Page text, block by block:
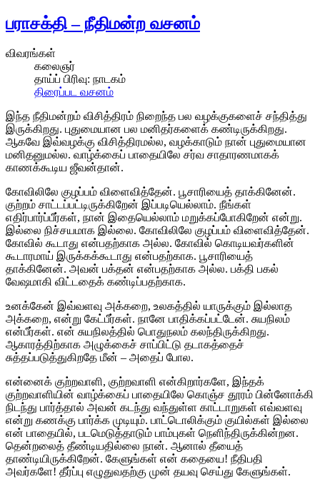
பராசக்தி – நீதிமன்ற வசனம்
விவரங்கள்
கலைஞர்
தாய்ப் பிரிவு: நாடகம்
திரைப்பட வசனம்
இந்த நீதிமன்றம் விசித்திரம் நிறைந்த பல வழக்குகளைச் சந்தித்து
இருக்கிறது. புதுமையான பல மனிதர்களைக் கண்டிருக்கிறது.
ஆகவே இவ்வழக்கு விசித்திரமல்ல, வழக்காடும் நான் புதுமையான
மனிதனுமல்ல. வாழ்க்கைப் பாதையிலே சர்வ சாதாரணமாகக்
காணக்கூடிய ஜீவன்தான்.
கோவிலிலே குழப்பம் விளைவித்தேன். பூசாரியைத் தாக்கினேன்.
குற்றம் சாட்டப்பட்டிருக்கிறேன் இப்படியெல்லாம். நீங்கள்
எதிர்பார்ப்பீர்கள், நான் இதையெல்லாம் மறுக்கப்போகிறேன் என்று.
இல்லை நிச்சயமாக இல்லை. கோவிலிலே குழப்பம் விளைவித்தேன்.
கோவில் கூடாது என்பதற்காக அல்ல. கோவில் கொடியவர்களின்
கூடாரமாய் இருக்கக்கூடாது என்பதற்காக. பூசாரியைத்
தாக்கினேன். அவன் பக்தன் என்பதற்காக அல்ல. பக்தி பகல்
வேஷமாகி விட்டதைக் கண்டிப்பதற்காக.
உனக்கேன் இவ்வளவு அக்கறை, உலகத்தில் யாருக்கும் இல்லாத
அக்கறை, என்று கேட்பீர்கள். நானே பாதிக்கப்பட்டேன். சுயநிலம்
என்பீர்கள். என் சுயநிலத்தில் பொதுநலம் கலந்திருக்கிறது.
ஆகாரத்திற்காக அழுக்கைச் சாப்பிட்டு தடாகத்தைச்
சுத்தப்படுத்துகிறதே மீன் – அதைப் போல.
என்னைக் குற்றவாளி, குற்றவாளி என்கிறார்களே, இந்தக்
குற்றவாளியின் வாழ்க்கைப் பாதையிலே கொஞ்ச தூரம் பின்னோக்கி
நிடந்து பார்த்தால் அவன் கடந்து வந்துள்ள காட்டாறுகள் எவ்வளவு
என்று கணக்கு பார்க்க முடியும். பாட்டொலிக்கும் குயில்கள் இல்லை
என் பாதையில், படமெடுத்தாடும் பாம்புகள் நெளிந்திருக்கின்றன.
தென்றலைத் தீண்டியதில்லை நான். ஆனால் தீயைத்
தாண்டியிருக்கிறேன். கேளுங்கள் என் கதையை! நீதிபதி
அவர்களே! தீர்ப்பு எழுதுவதற்கு முன் தயவு செய்து கேளுங்கள்.